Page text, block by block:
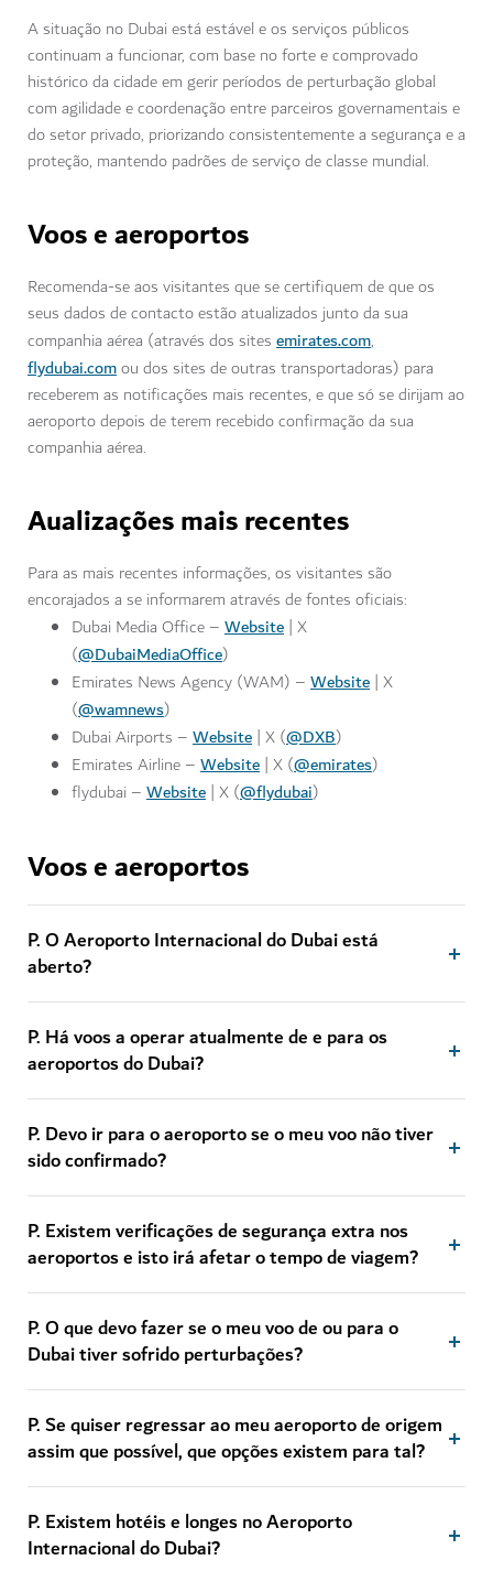
A situação no Dubai está estável e os serviços públicos
continuam a funcionar, com base no forte e comprovado
histórico da cidade em gerir períodos de perturbação global
com agilidade e coordenação entre parceiros governamentais e
do setor privado, priorizando consistentemente a segurança e a
proteção, mantendo padrões de serviço de classe mundial.
Voos e aeroportos
Recomenda-se aos visitantes que se certifiquem de que os
seus dados de contacto estão atualizados junto da sua
companhia aérea (através dos sites emirates.com,
flydubai.comou dos sites de outras transportadoras) para
receberem as notificações mais recentes, e que só se dirijam ao
aeroporto depois de terem recebido confirmação da sua
companhia aérea.
Aualizações mais recentes
Para as mais recentes informações, os visitantes são
encorajados a se informarem através de fontes oficiais:
Dubai Media Office – Website | X
(@DubaiMediaOffice)
Emirates News Agency (WAM) – Website | X
(@wamnews)
Dubai Airports – Website | X (@DXB)
Emirates Airline – Website | X (@emirates)
flydubai – Website | X (@flydubai)
Voos e aeroportos
P. O Aeroporto Internacional do Dubai está
aberto?
P. Há voos a operar atualmente de e para os
aeroportos do Dubai?
P. Devo ir para o aeroporto se o meu voo não tiver
sido confirmado?
P. Existem verificações de segurança extra nos
aeroportos e isto irá afetar o tempo de viagem?
P. O que devo fazer se o meu voo de ou para o
Dubai tiver sofrido perturbações?
P. Se quiser regressar ao meu aeroporto de origem
assim que possível, que opções existem para tal?
P. Existem hotéis e longes no Aeroporto
Internacional do Dubai?